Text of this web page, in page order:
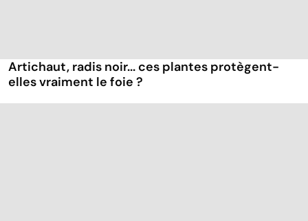
Artichaut, radis noir... ces plantes protègent-
elles vraiment le foie ?